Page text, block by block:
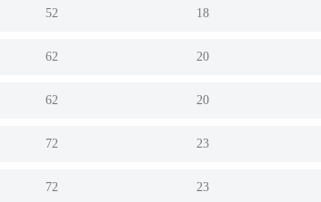
52 18
62 20
62 20
72 23
72 23